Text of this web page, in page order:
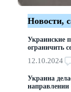
Новости,
Украинские
ограничить
12.10.2024
Украина
направлении